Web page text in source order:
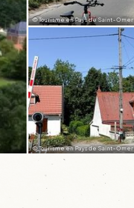
© Tourisme en Pays de Saint-Omer
+27
© Tourisme en Pays de Saint-Omer